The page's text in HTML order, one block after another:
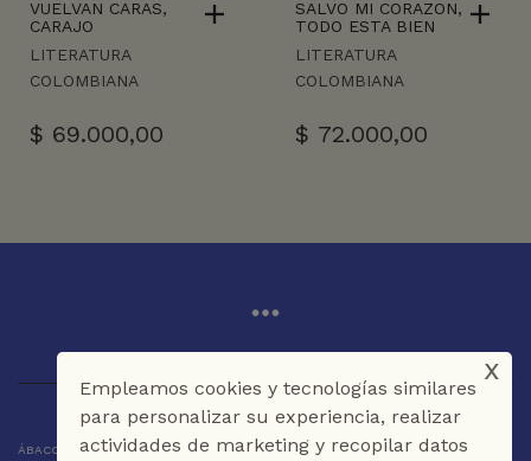
VUELVAN CARAS,
CARAJO
LITERATURA
COLOMBIANA
$ 69.000,00
SALVO MI CORAZON,
TODO ESTA BIEN
LITERATURA
COLOMBIANA
$ 72.000,00
ÁBACO LIBROS Y CAFÉ © 2025 CARTAGENA DE INDIAS - COLOMBIA
Empleamos cookies y tecnologías similares
para personalizar su experiencia, realizar
actividades de marketing y recopilar datos
x